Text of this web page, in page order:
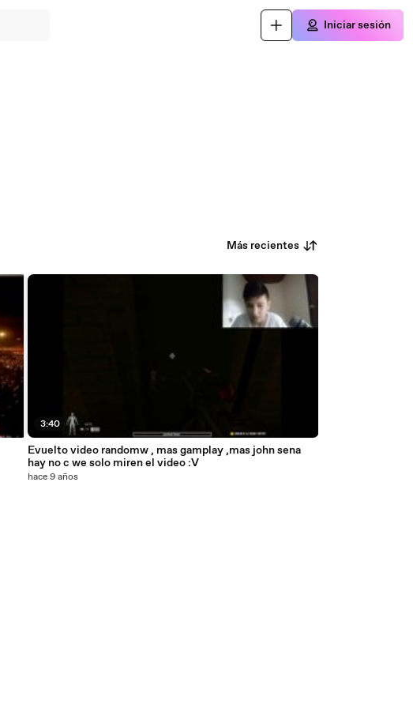
Iniciar sesión
Más recientes
3:40
Evuelto video randomw , mas gamplay ,mas john sena
hay no c we solo miren el video :V
hace 9 años